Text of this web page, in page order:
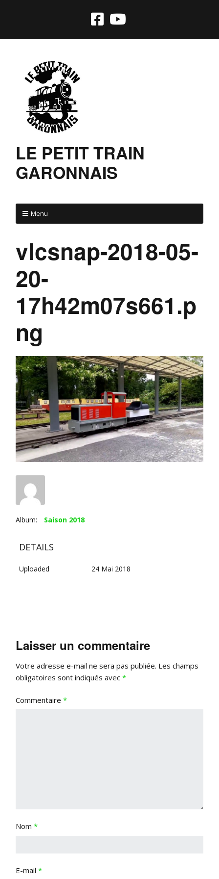
LE PETIT TRAIN
GARONNAIS
Menu
vlcsnap-2018-05-
20-
17h42m07s661.p
ng
Album: Saison 2018
DETAILS
Uploaded 24 Mai 2018
Laisser un commentaire
Votre adresse e-mail ne sera pas publiée. Les champs
obligatoires sont indiqués avec *
Commentaire *
Nom *
E-mail *